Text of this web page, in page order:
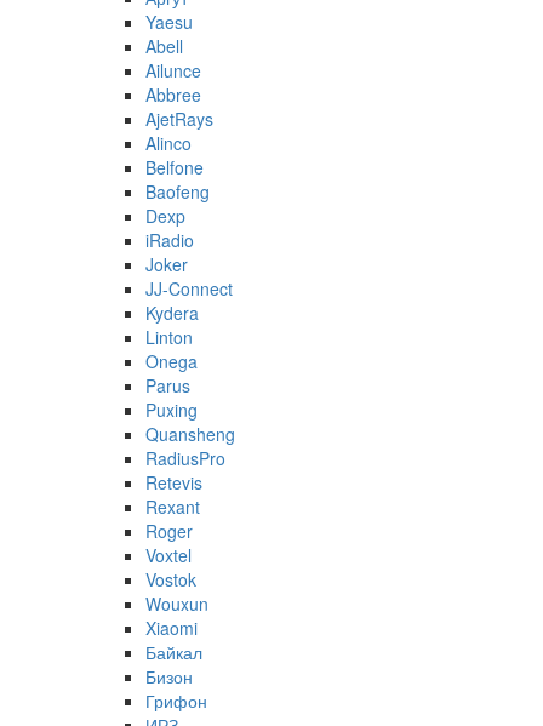
Yaesu
Abell
Ailunce
Abbree
AjetRays
Alinco
Belfone
Baofeng
Dexp
iRadio
Joker
JJ-Connect
Kydera
Linton
Onega
Parus
Puxing
Quansheng
RadiusPro
Retevis
Rexant
Roger
Voxtel
Vostok
Wouxun
Xiaomi
Байкал
Бизон
Грифон